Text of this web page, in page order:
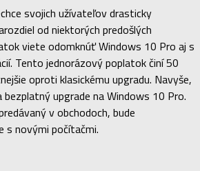
svojich užívateľov drasticky
od niektorých predošlých
viete odomknúť Windows 10 Pro aj s
Tento jednorázový poplatok činí 50
oproti klasickému upgradu. Navyše,
upgrade na Windows 10 Pro.
v obchodoch, bude
s novými počítačmi.